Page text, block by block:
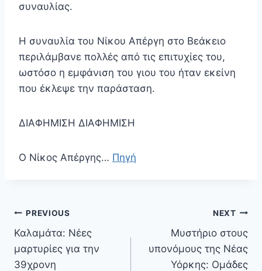
συναυλίας.
Η συναυλία του Νίκου Απέργη στο Βεάκειο
περιλάμβανε πολλές από τις επιτυχίες του,
ωστόσο η εμφάνιση του γιου του ήταν εκείνη
που έκλεψε την παράσταση.
ΔΙΑΦΗΜΙΣΗ ΔΙΑΦΗΜΙΣΗ
Ο Νίκος Απέργης… Πηγή
Πλοήγηση
άρθρων
PREVIOUS
Καλαμάτα: Νέες
μαρτυρίες για την
39χρονη
NEXT
Μυστήριο στους
υπονόμους της Νέας
Υόρκης: Ομάδες